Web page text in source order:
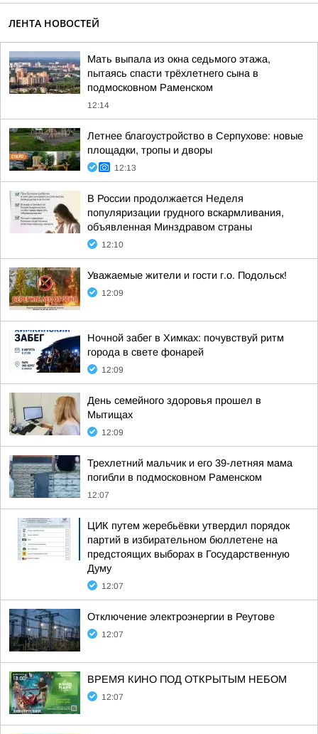
ЛЕНТА НОВОСТЕЙ
Мать выпала из окна седьмого этажа,
пытаясь спасти трёхлетнего сына в
подмосковном Раменском
12:14
Летнее благоустройство в Серпухове: новые
площадки, тропы и дворы
12:13
В России продолжается Неделя
популяризации грудного вскармливания,
объявленная Минздравом страны
12:10
Уважаемые жители и гости г.о. Подольск!
12:09
Ночной забег в Химках: почувствуй ритм
города в свете фонарей
12:09
День семейного здоровья прошел в
Мытищах
12:09
Трехлетний мальчик и его 39-летняя мама
погибли в подмосковном Раменском
12:07
ЦИК путем жеребьёвки утвердил порядок
партий в избирательном бюллетене на
предстоящих выборах в Государственную
Думу
12:07
Отключение электроэнергии в Реутове
12:07
ВРЕМЯ КИНО ПОД ОТКРЫТЫМ НЕБОМ
12:07